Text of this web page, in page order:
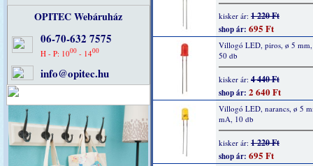
OPITEC Webáruház
06-70-632 7575
H - P: 1000- 1400
info@opitec.hu
kisker ár: 1 220 Ft
shop ár: 695 Ft
Villogó LED, piros, ø 5
50 db
kisker ár: 4 440 Ft
shop ár: 2 640 Ft
Villogó LED, narancs, ø 5
mA, 10 db
kisker ár: 1 220 Ft
shop ár: 695 Ft